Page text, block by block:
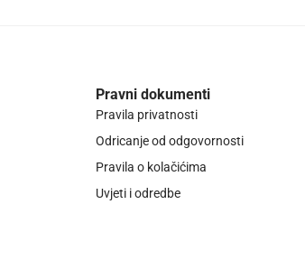
Pravni dokumenti
Pravila privatnosti
Odricanje od odgovornosti
Pravila o kolačićima
Uvjeti i odredbe